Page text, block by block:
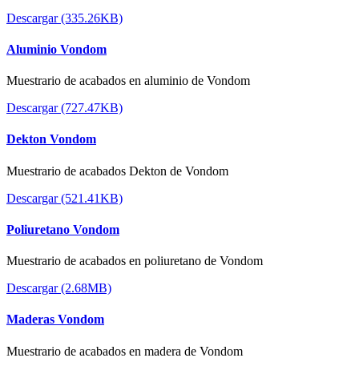
Descargar (335.26KB)
Aluminio Vondom
Muestrario de acabados en aluminio de Vondom
Descargar (727.47KB)
Dekton Vondom
Muestrario de acabados Dekton de Vondom
Descargar (521.41KB)
Poliuretano Vondom
Muestrario de acabados en poliuretano de Vondom
Descargar (2.68MB)
Maderas Vondom
Muestrario de acabados en madera de Vondom